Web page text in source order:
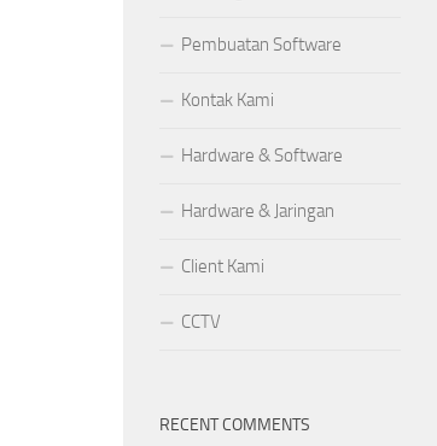
Pembuatan Software
Kontak Kami
Hardware & Software
Hardware & Jaringan
Client Kami
CCTV
RECENT COMMENTS